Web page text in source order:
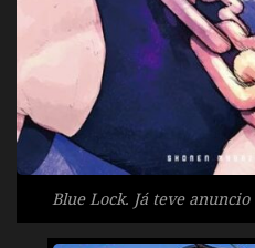
Blue Lock. Já teve